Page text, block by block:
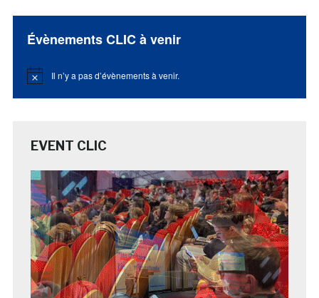
Évènements CLIC à venir
Notice Il n’y a pas d’évènements à venir.
EVENT CLIC